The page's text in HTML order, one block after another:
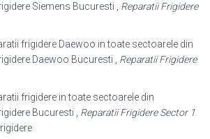
Siemens Bucuresti , Reparatii Frigidere
frigidere Daewoo in toate sectoarele din
Daewoo Bucuresti , Reparatii Frigidere
frigidere in toate sectoarele din
Bucuresti , Reparatii Frigidere Sector 1